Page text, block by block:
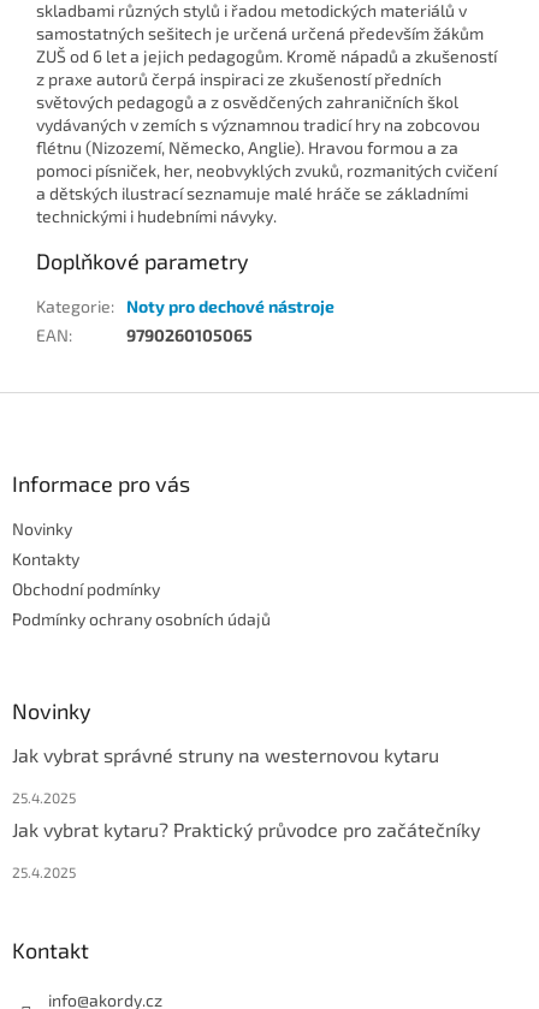
skladbami různých stylů i řadou metodických materiálů v
samostatných sešitech je určená určená především žákům
ZUŠ od 6 let a jejich pedagogům. Kromě nápadů a zkušeností
z praxe autorů čerpá inspiraci ze zkušeností předních
světových pedagogů a z osvědčených zahraničních škol
vydávaných v zemích s významnou tradicí hry na zobcovou
flétnu (Nizozemí, Německo, Anglie). Hravou formou a za
pomoci písniček, her, neobvyklých zvuků, rozmanitých cvičení
a dětských ilustrací seznamuje malé hráče se základními
technickými i hudebními návyky.
Doplňkové parametry
Kategorie:
Noty pro dechové nástroje
EAN: 9790260105065
Informace pro vás
Novinky
Kontakty
Obchodní podmínky
Podmínky ochrany osobních údajů
Novinky
Jak vybrat správné struny na westernovou kytaru
25.4.2025
Jak vybrat kytaru? Praktický průvodce pro začátečníky
25.4.2025
Kontakt
info@akordy.cz